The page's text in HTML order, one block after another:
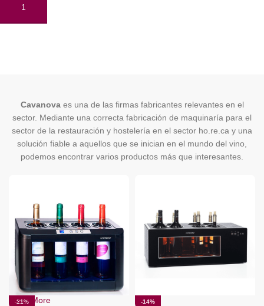
AÑADIR AL CARRITO
Cavanovaes una de las firmas fabricantes relevantes en el
sector. Mediante una correcta fabricación de maquinaría para el
sector de la restauración y hostelería en el sector ho.re.ca y una
solución fiable a aquellos que se inician en el mundo del vino,
podemos encontrar varios productos más que interesantes.
-21% -14%
Read More